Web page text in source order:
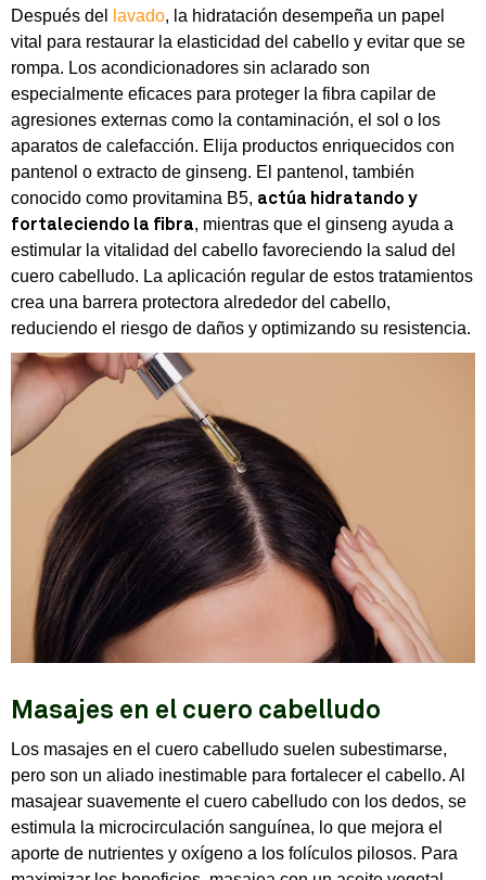
Después del lavado, la hidratación desempeña un papel
vital para restaurar la elasticidad del cabello y evitar que se
rompa. Los acondicionadores sin aclarado son
especialmente eficaces para proteger la fibra capilar de
agresiones externas como la contaminación, el sol o los
aparatos de calefacción. Elija productos enriquecidos con
pantenol o extracto de ginseng. El pantenol, también
conocido como provitamina B5, actúa hidratando y
fortaleciendo la fibra, mientras que el ginseng ayuda a
estimular la vitalidad del cabello favoreciendo la salud del
cuero cabelludo. La aplicación regular de estos tratamientos
crea una barrera protectora alrededor del cabello,
reduciendo el riesgo de daños y optimizando su resistencia.
Masajes en el cuero cabelludo
Los masajes en el cuero cabelludo suelen subestimarse,
pero son un aliado inestimable para fortalecer el cabello. Al
masajear suavemente el cuero cabelludo con los dedos, se
estimula la microcirculación sanguínea, lo que mejora el
aporte de nutrientes y oxígeno a los folículos pilosos. Para